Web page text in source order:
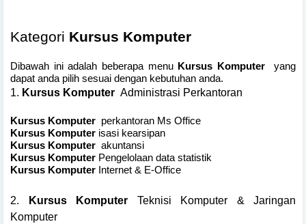
Kategori Kursus Komputer
Dibawah ini adalah beberapa menu Kursus Komputer
yang
dapat anda pilih sesuai dengan kebutuhan anda.
1. Kursus Komputer Administrasi Perkantoran
Kursus Komputer perkantoran Ms Office
Kursus Komputer isasi kearsipan
Kursus Komputer akuntansi
Kursus Komputer Pengelolaan data statistik
Kursus Komputer Internet & E-Office
2. Kursus Komputer Teknisi Komputer & Jaringan
Komputer